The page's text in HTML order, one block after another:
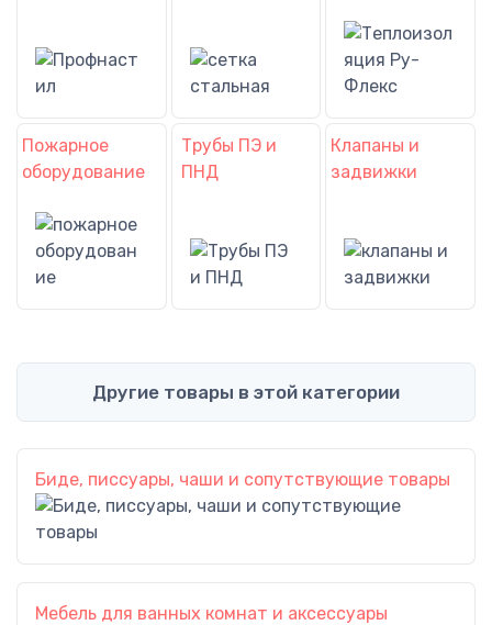
Пожарное
оборудование
Трубы ПЭ и
ПНД
Клапаны и
задвижки
Другие товары в этой категории
Биде, писсуары, чаши и сопутствующие товары
Мебель для ванных комнат и аксессуары